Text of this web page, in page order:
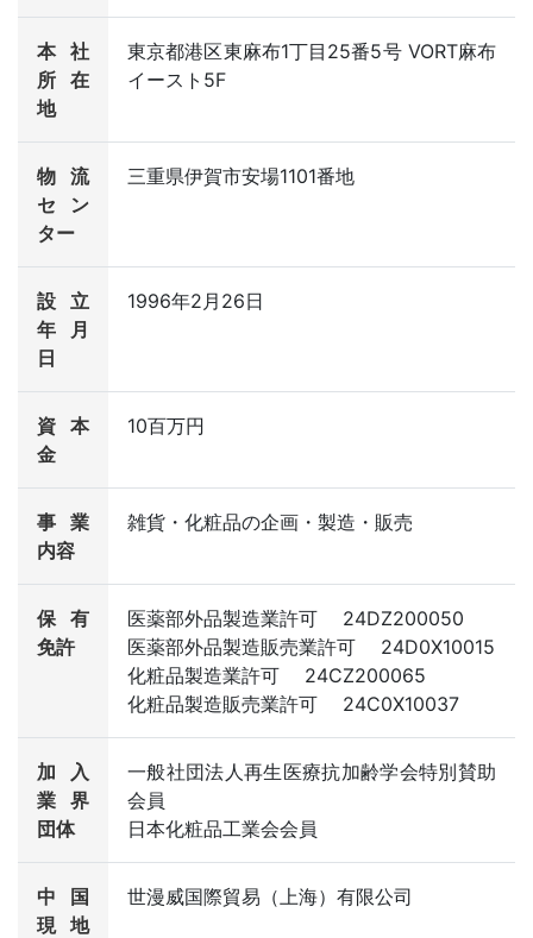
本社
所在
地
東京都港区東麻布1丁目25番5号 VORT麻布
イースト5F
物流
セン
ター
三重県伊賀市安場1101番地
設立
年月
日
1996年2月26日
資本
⾦
10百万円
事業
内容
雑貨・化粧品の企画・製造・販売
保有
免許
医薬部外品製造業許可 24DZ200050
医薬部外品製造販売業許可 24D0X10015
化粧品製造業許可 24CZ200065
化粧品製造販売業許可 24C0X10037
加入
業界
団体
一般社団法人再生医療抗加齢学会特別賛助
会員
日本化粧品工業会会員
中国
現地
世漫威国際貿易（上海）有限公司